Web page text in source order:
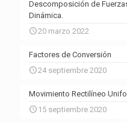
Descomposición de
Dinámica.
20 marzo 2022
Factores de Conversión
24 septiembre 2020
Movimiento Rectilíneo
15 septiembre 2020